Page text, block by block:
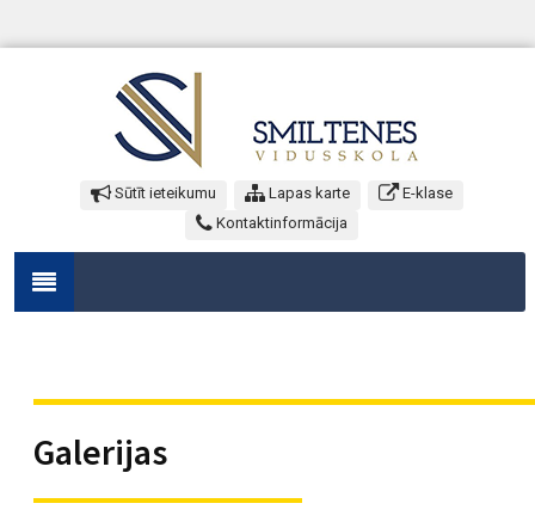
Sūtīt ieteikumu Lapas karte
E-klase
Kontaktinformācija
Galerijas